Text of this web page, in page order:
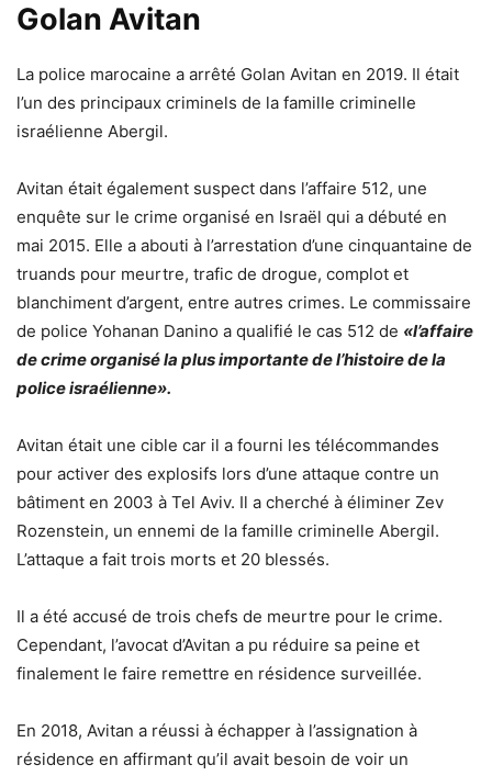
Golan Avitan
La police marocaine a arrêté Golan Avitan en 2019. Il était
l’un des principaux criminels de la famille criminelle
israélienne Abergil.
Avitan était également suspect dans l’affaire 512, une
enquête sur le crime organisé en Israël qui a débuté en
mai 2015. Elle a abouti à l’arrestation d’une cinquantaine de
truands pour meurtre, trafic de drogue, complot et
blanchiment d’argent, entre autres crimes. Le commissaire
de police Yohanan Danino a qualifié le cas 512 de «l’affaire
de crime organisé la plus importante de l’histoire de la
police israélienne».
Avitan était une cible car il a fourni les télécommandes
pour activer des explosifs lors d’une attaque contre un
bâtiment en 2003 à Tel Aviv. Il a cherché à éliminer Zev
Rozenstein, un ennemi de la famille criminelle Abergil.
L’attaque a fait trois morts et 20 blessés.
Il a été accusé de trois chefs de meurtre pour le crime.
Cependant, l’avocat d’Avitan a pu réduire sa peine et
finalement le faire remettre en résidence surveillée.
En 2018, Avitan a réussi à échapper à l’assignation à
résidence en affirmant qu’il avait besoin de voir un